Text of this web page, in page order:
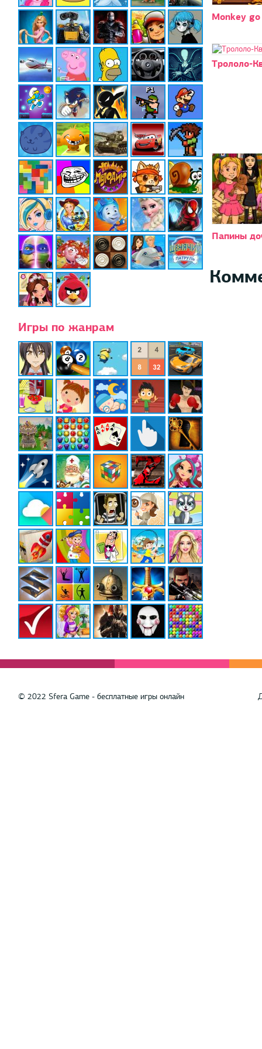
Игры по жанрам
Monkey
Трололо-
Папины
© 2022 Sfera Game - бесплатные игры онлайн